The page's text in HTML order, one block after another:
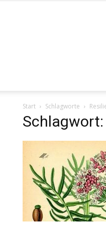
Start Schlagworte
Schlagwort: